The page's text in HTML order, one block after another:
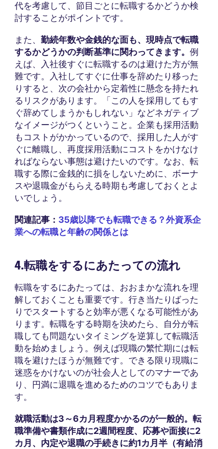
代を考慮して、節目ごとに転職するかどうか検
討することがポイントです。
また、 勤続年数や金銭的な面も、現時点で転職
するかどうかの判断基準に関わってきます。 例
えば、入社後すぐに転職するのは避けた方が無
難です。入社してすぐに仕事を辞めたり移った
りすると、次の会社から定着性に懸念を持たれ
るリスクがあります。「この人を採用してもす
ぐ辞めてしまうかもしれない」などネガティブ
なイメージがつくということ。企業も採用活動
もコストがかかっているので、採用した人がす
ぐに離職し、再度採用活動にコストをかけなけ
ればならない事態は避けたいのです。なお、転
職する際に金銭的に損をしないために、ボーナ
スや退職金がもらえる時期も考慮しておくとよ
いでしょう。
関連記事： 35歳以降でも転職できる？外資系企
業への転職と年齢の関係とは
4.転職をするにあたっての流れ
転職をするにあたっては、おおまかな流れを理
解しておくことも重要です。行き当たりばった
りでスタートすると効率が悪くなる可能性があ
ります。転職をする時期を決めたら、自分が転
職しても問題ないタイミングを逆算して転職活
動を始めましょう。例えば現職の繁忙期には転
職を避けたほうが無難です。できる限り現職に
迷惑をかけないのが社会人としてのマナーであ
り、円満に退職を進めるためのコツでもありま
す。
就職活動は3～6カ月程度かかるのが一般的。転
職準備や書類作成に2週間程度、応募や面接に2
カ月、内定や退職の手続きに約1カ月半（有給消